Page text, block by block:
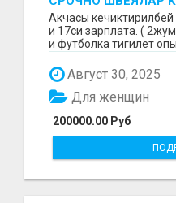
Акчасы
и 17си зарплата. (
и футболка тигилет
уйр...
Август 30, 2025
200000.00 Руб
Для женщин